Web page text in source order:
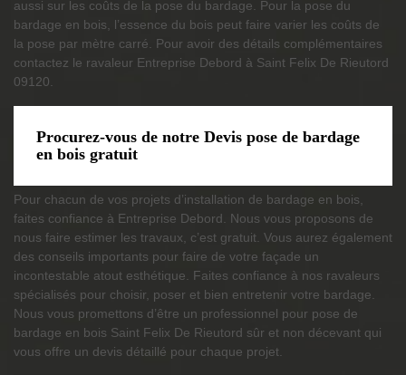
aussi sur les coûts de la pose du bardage. Pour la pose du
bardage en bois, l’essence du bois peut faire varier les coûts de
la pose par mètre carré. Pour avoir des détails complémentaires
contactez le ravaleur Entreprise Debord à Saint Felix De Rieutord
09120.
Procurez-vous de notre Devis pose de bardage
en bois gratuit
Pour chacun de vos projets d’installation de bardage en bois,
faites confiance à Entreprise Debord. Nous vous proposons de
nous faire estimer les travaux, c’est gratuit. Vous aurez également
des conseils importants pour faire de votre façade un
incontestable atout esthétique. Faites confiance à nos ravaleurs
spécialisés pour choisir, poser et bien entretenir votre bardage.
Nous vous promettons d’être un professionnel pour pose de
bardage en bois Saint Felix De Rieutord sûr et non décevant qui
vous offre un devis détaillé pour chaque projet.